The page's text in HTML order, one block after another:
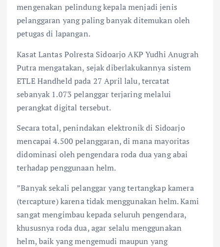
mengenakan pelindung kepala menjadi jenis
pelanggaran yang paling banyak ditemukan oleh
petugas di lapangan.
​Kasat Lantas Polresta Sidoarjo AKP Yudhi Anugrah
Putra mengatakan, sejak diberlakukannya sistem
ETLE Handheld pada 27 April lalu, tercatat
sebanyak 1.073 pelanggar terjaring melalui
perangkat digital tersebut.
Secara total, penindakan elektronik di Sidoarjo
mencapai 4.500 pelanggaran, di mana mayoritas
didominasi oleh pengendara roda dua yang abai
terhadap penggunaan helm.
​”Banyak sekali pelanggar yang tertangkap kamera
(tercapture) karena tidak menggunakan helm. Kami
sangat mengimbau kepada seluruh pengendara,
khususnya roda dua, agar selalu menggunakan
helm, baik yang mengemudi maupun yang